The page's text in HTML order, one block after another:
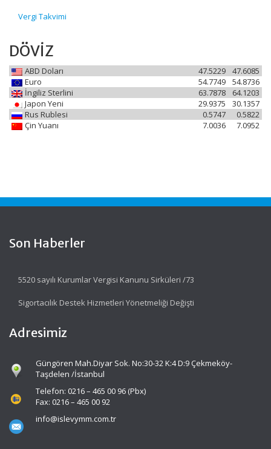
Vergi Takvimi
DÖVİZ
ABD Doları 47.6085
47.5229
Euro
54.8736
54.7749
İngiliz Sterlini
64.1203
63.7878
Japon Yeni
30.1357
29.9375
Rus Rublesi
0.5822
0.5747
Çin Yuanı
7.0952
7.0036
Son Haberler
5520 sayılı Kurumlar Vergisi Kanunu Sirküleri /73
Sigortacılık Destek Hizmetleri Yönetmeliği Değişti
Adresimiz
Güngören Mah.Diyar Sok. No:30-32 K:4 D:9 Çekmeköy-
Taşdelen /İstanbul
Telefon: 0216 – 465 00 96 (Pbx)
Fax: 0216 – 465 00 92
info@islevymm.com.tr